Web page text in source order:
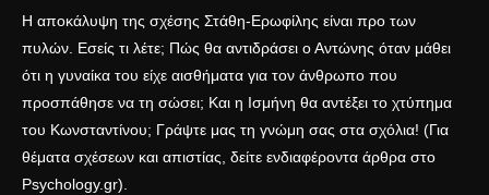
Η αποκάλυψη της σχέσης Στάθη-Ερωφίλης είναι προ των
πυλών. Εσείς τι λέτε; Πώς θα αντιδράσει ο Αντώνης όταν μάθει
ότι η γυναίκα του είχε αισθήματα για τον άνθρωπο που
προσπάθησε να τη σώσει; Και η Ισμήνη θα αντέξει το χτύπημα
του Κωνσταντίνου; Γράψτε μας τη γνώμη σας στα σχόλια! (Για
θέματα σχέσεων και απιστίας, δείτε ενδιαφέροντα άρθρα στο
Psychology.gr).